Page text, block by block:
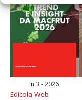
n.3 - 2026
Edicola Web